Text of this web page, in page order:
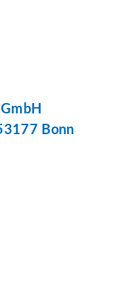
Bonn